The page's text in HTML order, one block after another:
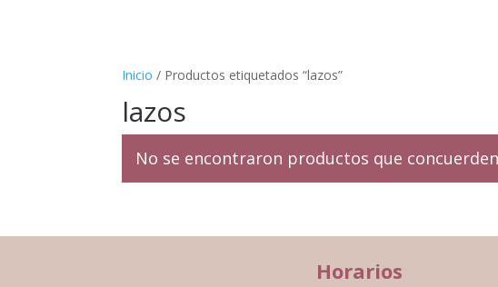
Inicio / Productos etiquetados “lazos”
lazos
No se encontraron productos que
Horarios